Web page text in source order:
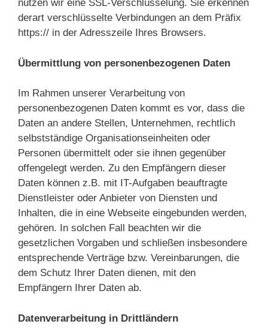
nutzen wir eine SSL-Verschlüsselung. Sie erkennen
derart verschlüsselte Verbindungen an dem Präfix
https:// in der Adresszeile Ihres Browsers.
Übermittlung von personenbezogenen Daten
Im Rahmen unserer Verarbeitung von
personenbezogenen Daten kommt es vor, dass die
Daten an andere Stellen, Unternehmen, rechtlich
selbstständige Organisationseinheiten oder
Personen übermittelt oder sie ihnen gegenüber
offengelegt werden. Zu den Empfängern dieser
Daten können z.B. mit IT-Aufgaben beauftragte
Dienstleister oder Anbieter von Diensten und
Inhalten, die in eine Webseite eingebunden werden,
gehören. In solchen Fall beachten wir die
gesetzlichen Vorgaben und schließen insbesondere
entsprechende Verträge bzw. Vereinbarungen, die
dem Schutz Ihrer Daten dienen, mit den
Empfängern Ihrer Daten ab.
Datenverarbeitung in Drittländern